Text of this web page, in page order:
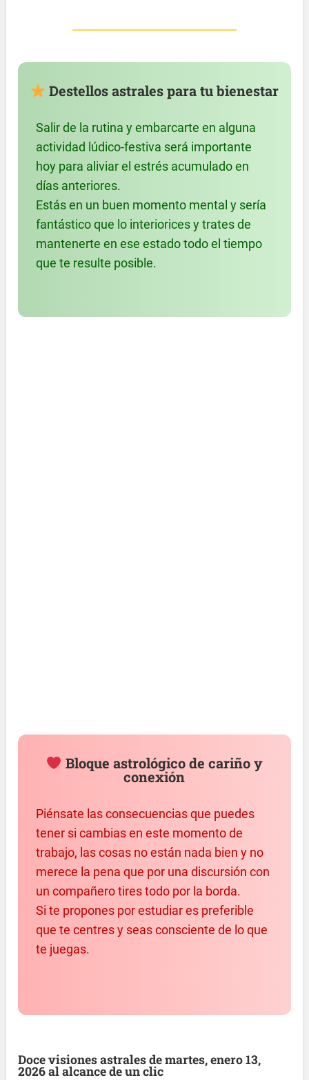
Destellos astrales para tu bienestar
Salir de la rutina y embarcarte en alguna
actividad lúdico-festiva será importante
hoy para aliviar el estrés acumulado en
días anteriores.
Estás en un buen momento mental y sería
fantástico que lo interiorices y trates de
mantenerte en ese estado todo el tiempo
que te resulte posible.
Bloque astrológico de cariño y
conexión
Piénsate las consecuencias que puedes
tener si cambias en este momento de
trabajo, las cosas no están nada bien y no
merece la pena que por una discursión con
un compañero tires todo por la borda.
Si te propones por estudiar es preferible
que te centres y seas consciente de lo que
te juegas.
Doce visiones astrales de martes, enero 13,
2026 al alcance de un clic